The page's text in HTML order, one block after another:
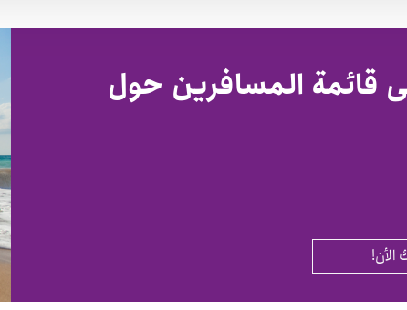
قائمة المسافرين حول
الأن!